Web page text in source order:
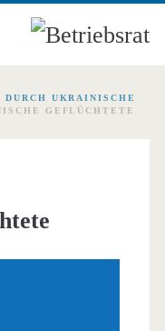
UKRAINISCHE
GEFLÜCHTETE